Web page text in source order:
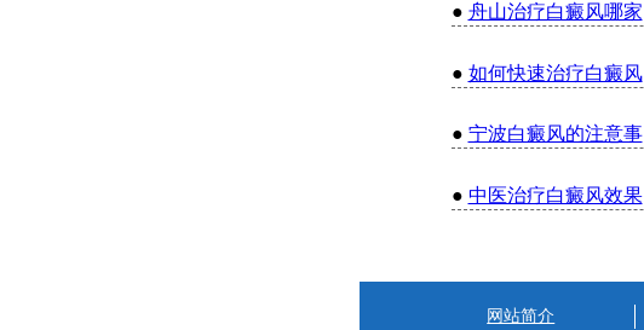
● 舟山治疗白癜风哪家
● 如何快速治疗白癜风
● 宁波白癜风的注意事
● 中医治疗白癜风效果
网站简介